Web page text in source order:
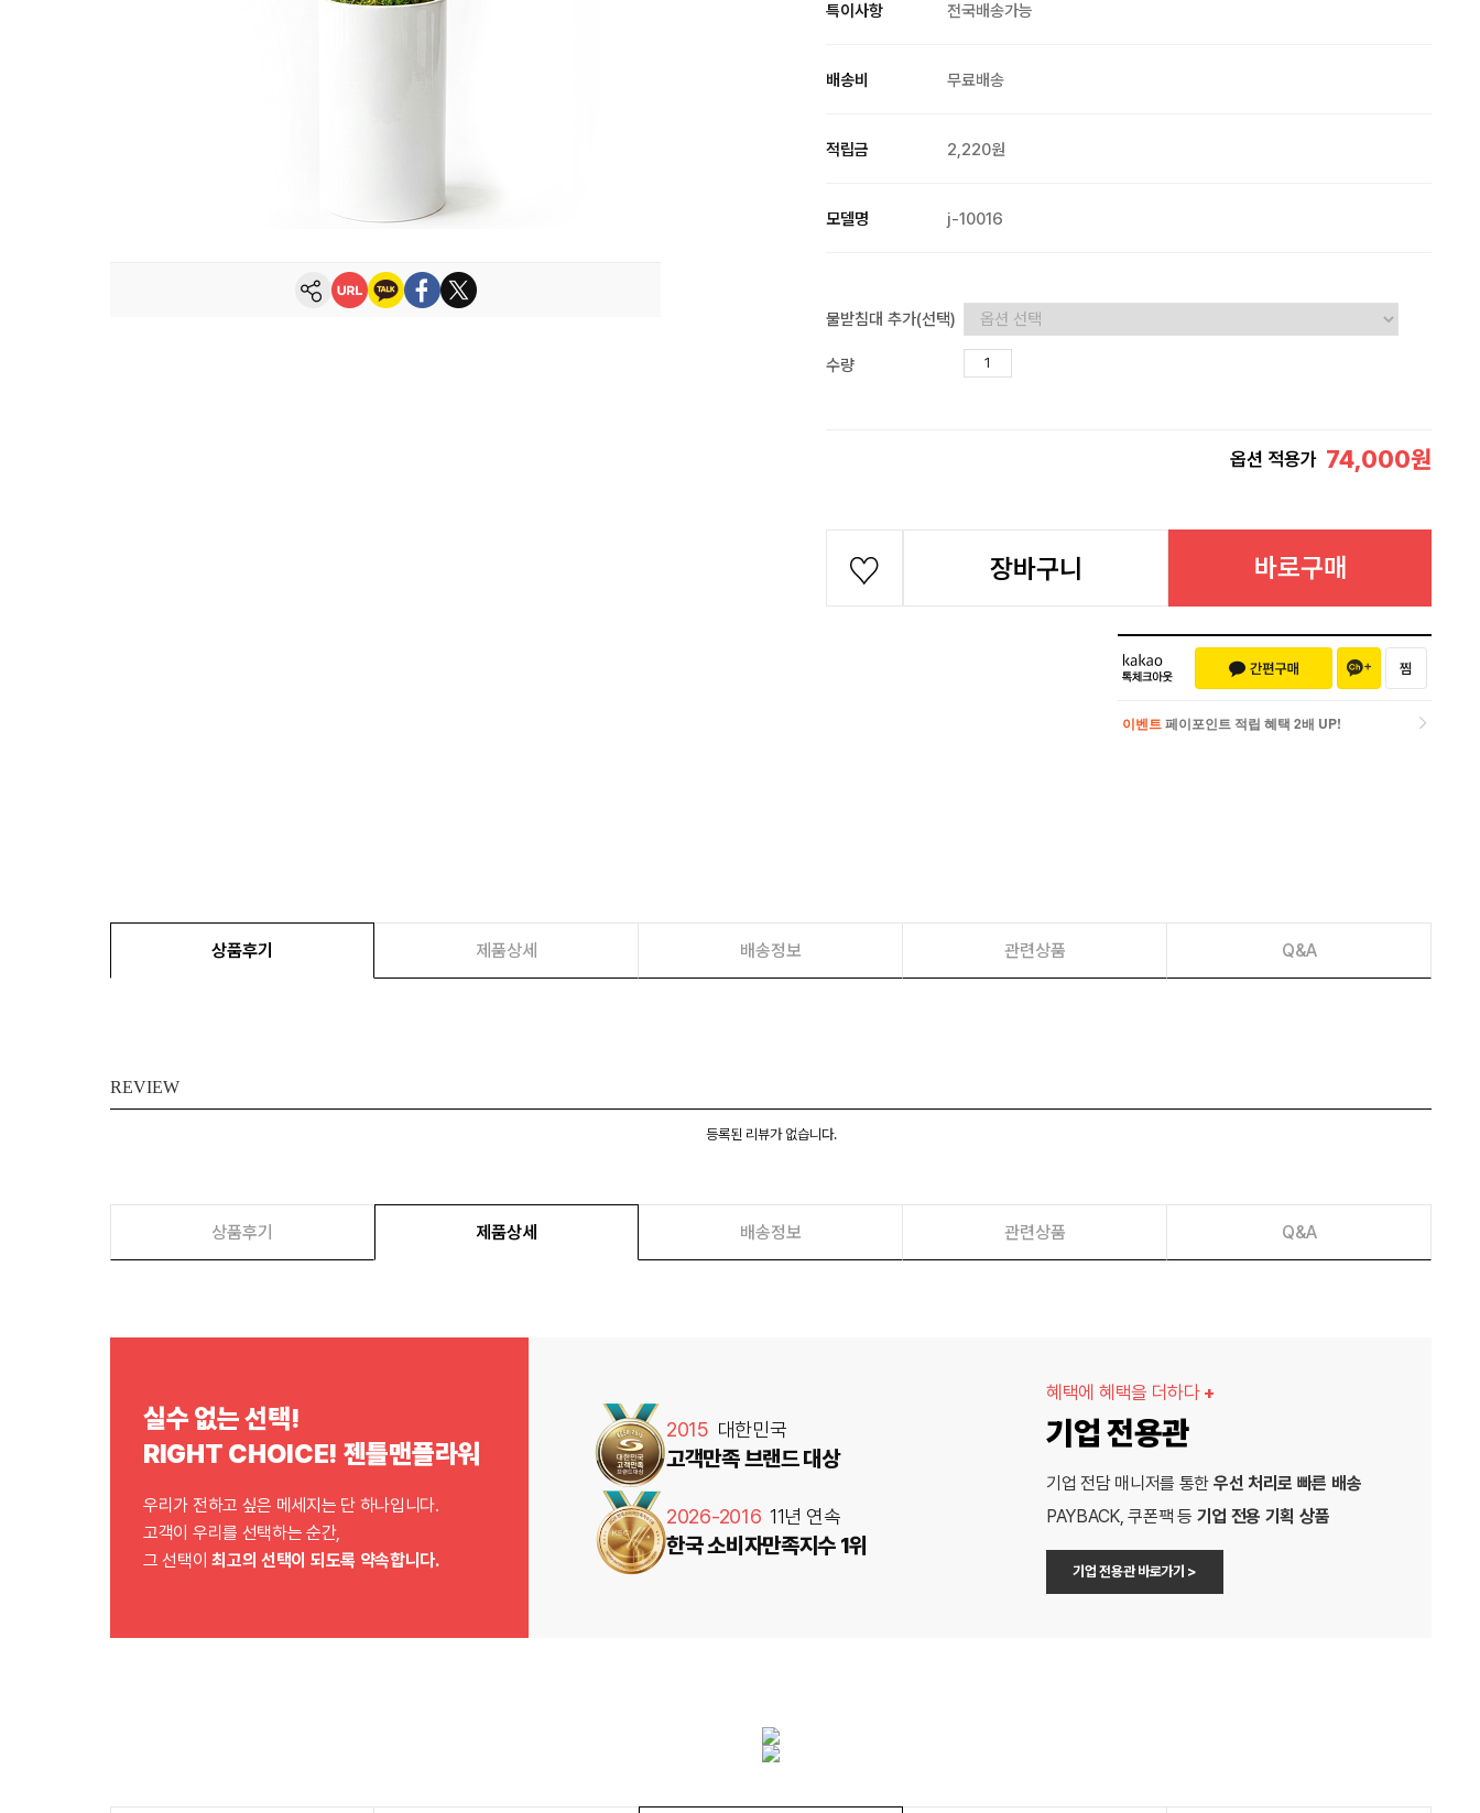
특이사항 전국배송가능
배송비 무료배송
적립금 2,220원
모델명 j-10016
물받침대 추가(선택)
수량
옵션 적용가 74,000원
장바구니 바로구매
이벤트 페이포인트 적립 혜택 2배 UP!
상품후기 제품상세 배송정보 관련상품 Q&A
REVIEW
등록된 리뷰가 없습니다.
상품후기 제품상세 배송정보 관련상품 Q&A
실수 없는 선택!
RIGHT CHOICE! 젠틀맨플라워
우리가 전하고 싶은 메세지는 단 하나입니다.
고객이 우리를 선택하는 순간,
그 선택이최고의 선택이 되도록 약속합니다.
2015 대한민국
고객만족 브랜드 대상
2026-2016 11년 연속
한국 소비자만족지수 1위
혜택에 혜택을 더하다 +
기업 전용관
기업 전담 매니저를 통한 우선 처리로 빠른 배송
PAYBACK, 쿠폰팩 등 기업 전용 기획 상품
기업 전용관 바로가기 >